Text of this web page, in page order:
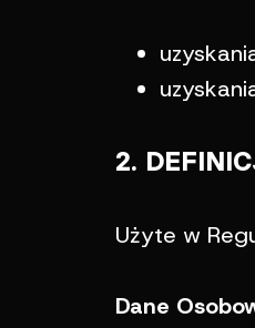
2.
Użyte w
Dane